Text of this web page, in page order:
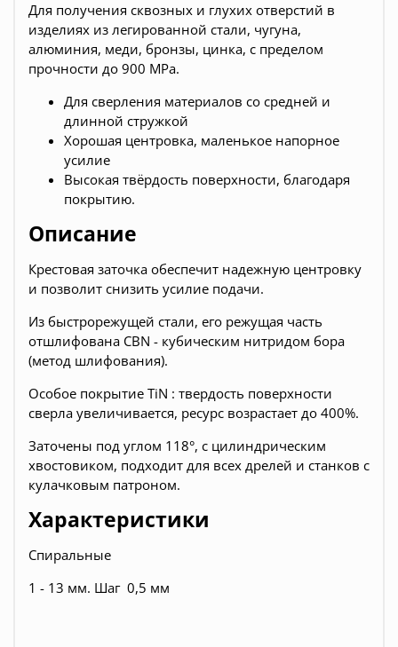
Для получения сквозных и глухих отверстий в
изделиях из легированной стали, чугуна,
алюминия, меди, бронзы, цинка, с пределом
прочности до 900 MPa.
Для сверления материалов со средней и
длинной стружкой
Хорошая центровка, маленькое напорное
усилие
Высокая твёрдость поверхности, благодаря
покрытию.
Описание
Крестовая заточка обеспечит надежную центровку
и позволит снизить усилие подачи.
Из быстрорежущей стали, его режущая часть
отшлифована CBN - кубическим нитридом бора
(метод шлифования).
Особое покрытие TiN : твердость поверхности
сверла увеличивается, ресурс возрастает до 400%.
Заточены под углом 118°, с цилиндрическим
хвостовиком, подходит для всех дрелей и станков с
кулачковым патроном.
Характеристики
Спиральные
1 - 13 мм. Шаг 0,5 мм